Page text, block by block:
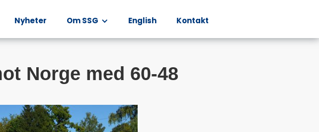
Nyheter Om SSG English Kontakt
Norge med 60-48